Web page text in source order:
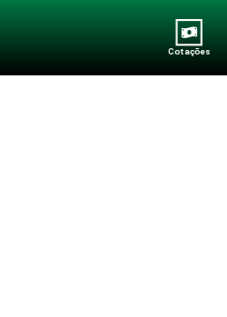
Cotações